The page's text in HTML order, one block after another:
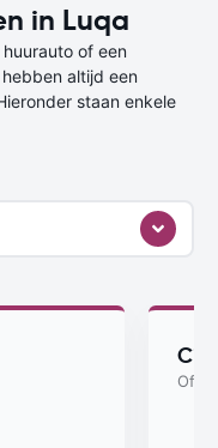
in Luqa
of een
altijd een
staan enkele
Of